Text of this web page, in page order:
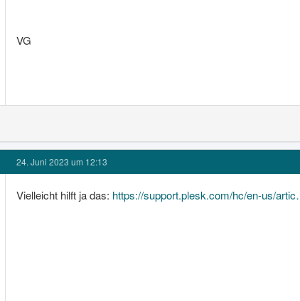
VG
24. Juni 2023 um 12:13
Vielleicht hilft ja das: https://support.plesk.com/hc/en-us/